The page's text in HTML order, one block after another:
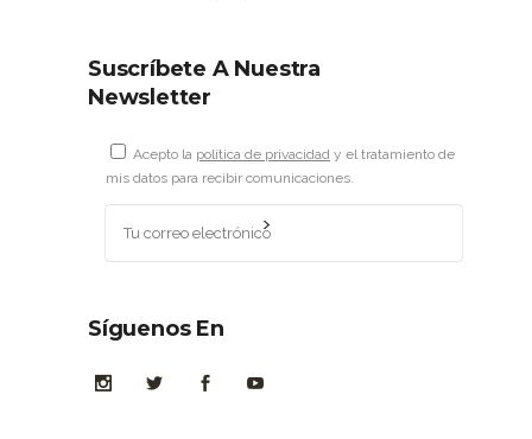
Suscríbete A Nuestra
Newsletter
Acepto la política de privacidad y el tratamiento de
mis datos para recibir comunicaciones.
Síguenos En